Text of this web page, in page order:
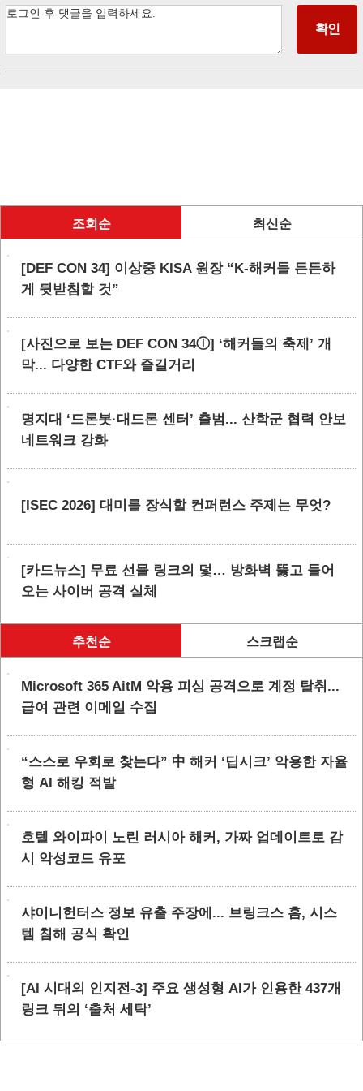
조회순 최신순
[DEF CON 34] 이상중 KISA 원장 “K-해커들 든든하
게 뒷받침할 것”
[사진으로 보는 DEF CON 34ⓛ] ‘해커들의 축제’ 개
막... 다양한 CTF와 즐길거리
명지대 ‘드론봇·대드론 센터’ 출범... 산학군 협력 안보
네트워크 강화
[ISEC 2026] 대미를 장식할 컨퍼런스 주제는 무엇?
[카드뉴스] 무료 선물 링크의 덫… 방화벽 뚫고 들어
오는 사이버 공격 실체
추천순 스크랩순
Microsoft 365 AitM 악용 피싱 공격으로 계정 탈취...
급여 관련 이메일 수집
“스스로 우회로 찾는다” 中 해커 ‘딥시크’ 악용한 자율
형 AI 해킹 적발
호텔 와이파이 노린 러시아 해커, 가짜 업데이트로 감
시 악성코드 유포
샤이니헌터스 정보 유출 주장에... 브링크스 홈, 시스
템 침해 공식 확인
[AI 시대의 인지전-3] 주요 생성형 AI가 인용한 437개
링크 뒤의 ‘출처 세탁’